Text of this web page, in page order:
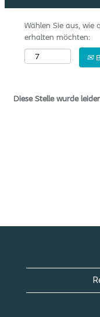
Wählen Sie aus, wie
erhalten möchten:
Diese Stelle wurde